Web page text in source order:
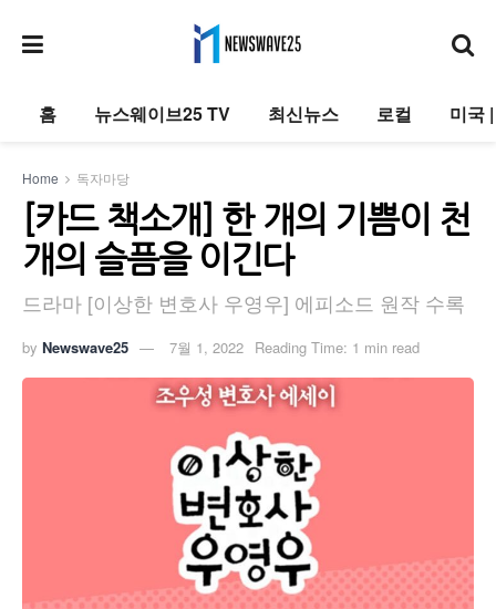
홈 뉴스웨이브25 TV 최신뉴스 로컬 미국
Home 독자마당
[카드 책소개] 한 개의 기쁨이 천
개의 슬픔을 이긴다
드라마 [이상한 변호사 우영우] 에피소드 원작 수록
by Newswave25 7월 1, 2022 Reading Time: 1 min read